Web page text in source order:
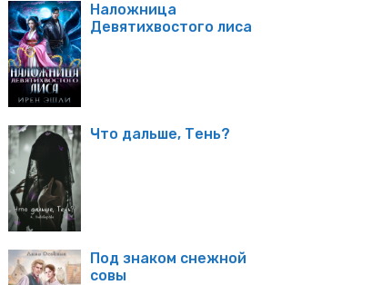
Наложница
Девятихвостого лиса
Что дальше, Тень?
Под знаком снежной
совы